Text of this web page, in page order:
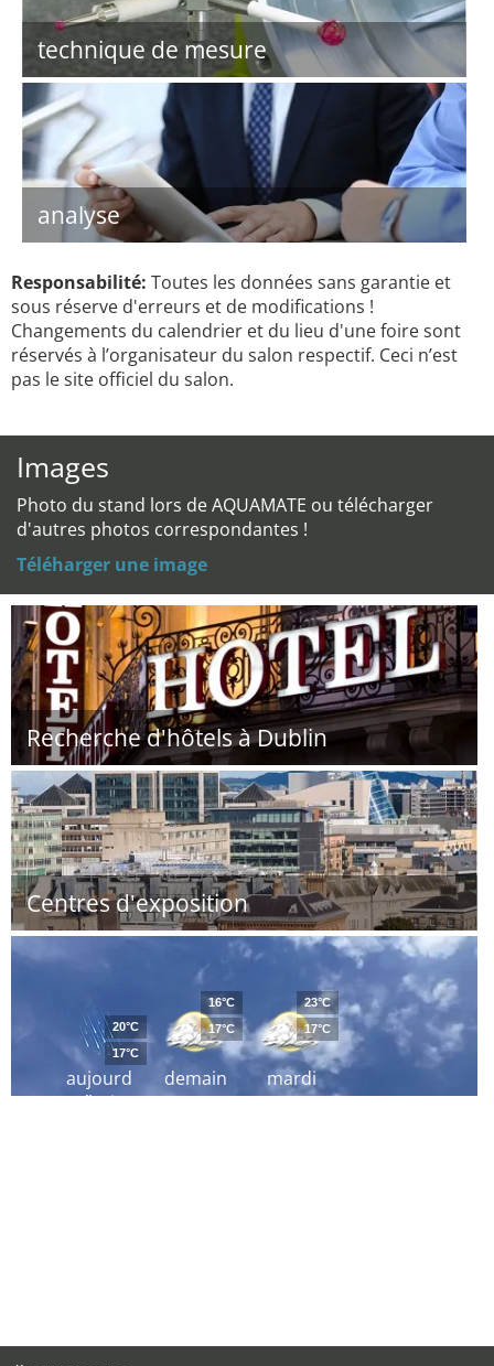
technique de mesure
analyse
Responsabilité: Toutes les données sans garantie et
sous réserve d'erreurs et de modifications !
Changements du calendrier et du lieu d'une foire sont
réservés à l’organisateur du salon respectif. Ceci n’est
pas le site officiel du salon.
Images
Photo du stand lors de AQUAMATE ou télécharger
d'autres photos correspondantes !
Téléharger une image
Recherche d'hôtels à Dublin
Centres d'exposition
aujourd
´hui
20°C
17°C
demain
16°C
17°C
mardi
23°C
17°C